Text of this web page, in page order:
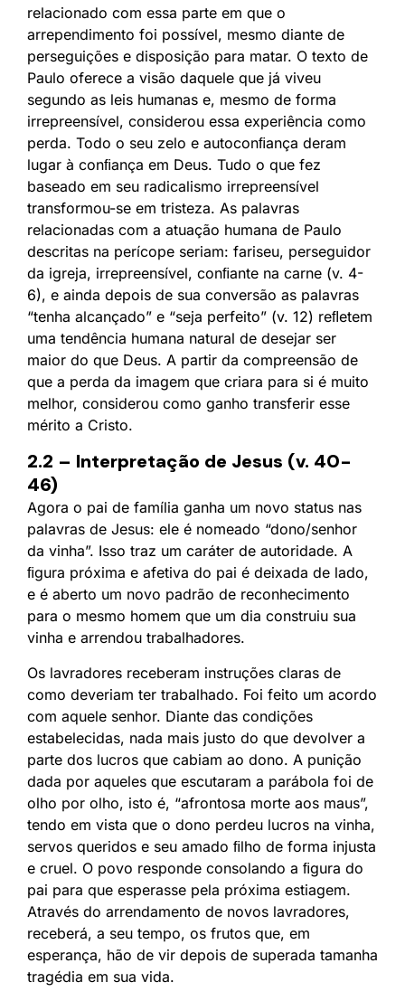
relacionado com essa parte em que o
arrependimento foi possível, mesmo diante de
perseguições e disposição para matar. O texto de
Paulo oferece a visão daquele que já viveu
segundo as leis humanas e, mesmo de forma
irrepreensível, considerou essa experiência como
perda. Todo o seu zelo e autoconﬁança deram
lugar à conﬁança em Deus. Tudo o que fez
baseado em seu radicalismo irrepreensível
transformou-se em tristeza. As palavras
relacionadas com a atuação humana de Paulo
descritas na perícope seriam: fariseu, perseguidor
da igreja, irrepreensível, conﬁante na carne (v. 4-
6), e ainda depois de sua conversão as palavras
“tenha alcançado” e “seja perfeito” (v. 12) reﬂetem
uma tendência humana natural de desejar ser
maior do que Deus. A partir da compreensão de
que a perda da imagem que criara para si é muito
melhor, considerou como ganho transferir esse
mérito a Cristo.
2.2 – Interpretação de Jesus (v. 40-
46)
Agora o pai de família ganha um novo status nas
palavras de Jesus: ele é nomeado “dono/senhor
da vinha”. Isso traz um caráter de autoridade. A
ﬁgura próxima e afetiva do pai é deixada de lado,
e é aberto um novo padrão de reconhecimento
para o mesmo homem que um dia construiu sua
vinha e arrendou trabalhadores.
Os lavradores receberam instruções claras de
como deveriam ter trabalhado. Foi feito um acordo
com aquele senhor. Diante das condições
estabelecidas, nada mais justo do que devolver a
parte dos lucros que cabiam ao dono. A punição
dada por aqueles que escutaram a parábola foi de
olho por olho, isto é, “afrontosa morte aos maus”,
tendo em vista que o dono perdeu lucros na vinha,
servos queridos e seu amado ﬁlho de forma injusta
e cruel. O povo responde consolando a ﬁgura do
pai para que esperasse pela próxima estiagem.
Através do arrendamento de novos lavradores,
receberá, a seu tempo, os frutos que, em
esperança, hão de vir depois de superada tamanha
tragédia em sua vida.